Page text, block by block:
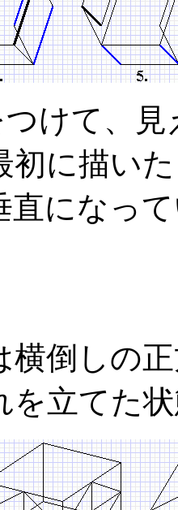
けて、
初に描い
直になっ
倒しの
を立てた